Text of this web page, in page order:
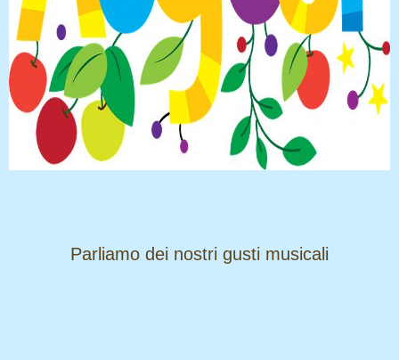
​​​​​​​Parliamo dei nostri gusti musicali